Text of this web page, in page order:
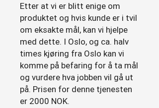
Etter at vi er blitt enige om
produktet og hvis kunde er i tvil
om eksakte mål, kan vi hjelpe
med dette. I Oslo, og ca. halv
times kjøring fra Oslo kan vi
komme på befaring for å ta mål
og vurdere hva jobben vil gå ut
på. Prisen for denne tjenesten
er 2000 NOK.